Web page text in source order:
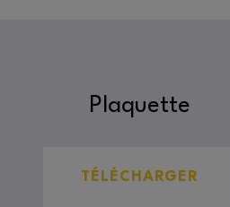
Plaquette
TÉLÉCHARGER